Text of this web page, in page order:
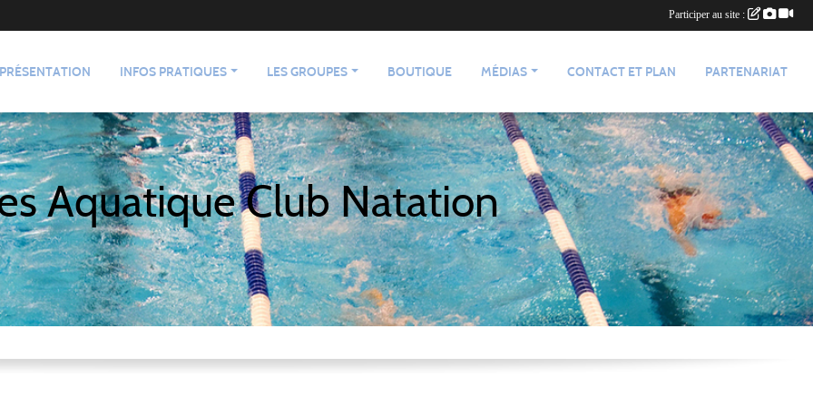
PRÉSENTATION INFOS PRATIQUES LES GROUPES BOUTIQUE MÉDIAS CONTACT ET PLAN PARTENARIAT
Aquatique Club Natation
Participer au site :